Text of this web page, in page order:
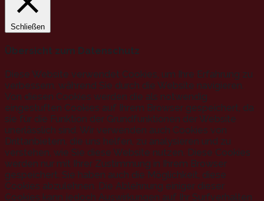
Schließen
Übersicht zum Datenschutz
Diese Website verwendet Cookies, um Ihre Erfahrung zu
verbessern, während Sie durch die Website navigieren.
Von diesen Cookies werden die als notwendig
eingestuften Cookies auf Ihrem Browser gespeichert, da
sie für die Funktion der Grundfunktionen der Website
unerlässlich sind. Wir verwenden auch Cookies von
Drittanbietern, die uns helfen, zu analysieren und zu
verstehen, wie Sie diese Website nutzen. Diese Cookies
werden nur mit Ihrer Zustimmung in Ihrem Browser
gespeichert. Sie haben auch die Möglichkeit, diese
Cookies abzulehnen. Die Ablehnung einiger dieser
Cookies kann jedoch Auswirkungen auf Ihr Surfverhalten